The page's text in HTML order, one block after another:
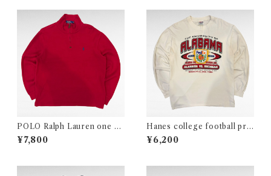
POLO Ralph Lauren one po
int logo half zip cotton knit
¥7,800
Hanes college football prin
t long sleeve t-shirt
¥6,200